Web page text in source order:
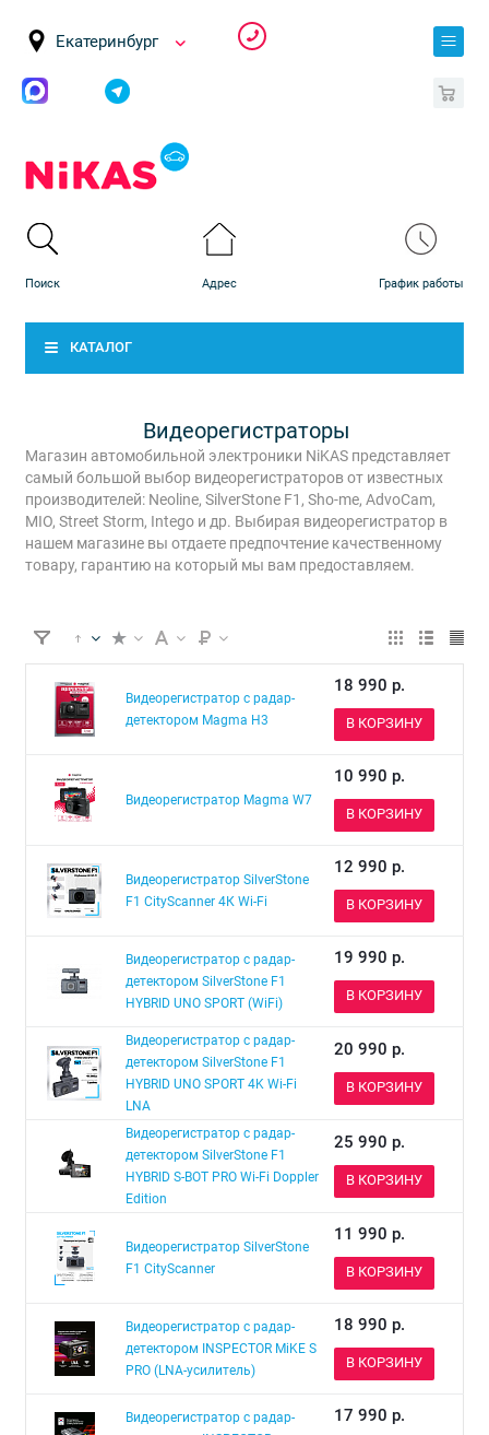
Екатеринбург
КАТАЛОГ
Видеорегистраторы
Магазин автомобильной электроники NiKAS представляет
самый большой выбор видеорегистраторов от известных
производителей: Neoline, SilverStone F1, Sho-me, AdvoCam,
MIO, Street Storm, Intego и др. Выбирая видеорегистратор в
нашем магазине вы отдаете предпочтение качественному
товару, гарантию на который мы вам предоставляем.
Видеорегистратор с радар-
детектором Magma H3
18 990 р.
В КОРЗИНУ
Видеорегистратор Magma W7
10 990 р.
В КОРЗИНУ
Видеорегистратор SilverStone
F1 CityScanner 4К Wi-Fi
12 990 р.
В КОРЗИНУ
Видеорегистратор с радар-
детектором SilverStone F1
HYBRID UNO SPORT (WiFi)
19 990 р.
В КОРЗИНУ
Видеорегистратор с радар-
детектором SilverStone F1
HYBRID UNO SPORT 4K Wi-Fi
LNA
20 990 р.
В КОРЗИНУ
Видеорегистратор с радар-
детектором SilverStone F1
HYBRID S-BOT PRO Wi-Fi Doppler
Edition
25 990 р.
В КОРЗИНУ
Видеорегистратор SilverStone
F1 CityScanner
11 990 р.
В КОРЗИНУ
Видеорегистратор с радар-
детектором INSPECTOR MiKE S
PRO (LNA-усилитель)
18 990 р.
В КОРЗИНУ
Видеорегистратор с радар-
17 990 р.